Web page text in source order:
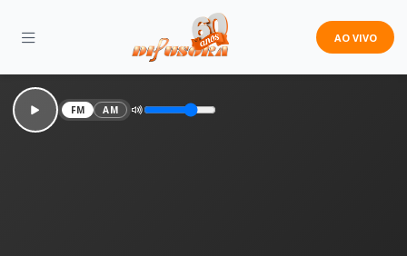
AO VIVO
FM AM